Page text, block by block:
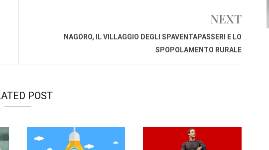
NEXT
NAGORO, IL VILLAGGIO DEGLI SPAVENTAPASSERI E LO
SPOPOLAMENTO RURALE
POST